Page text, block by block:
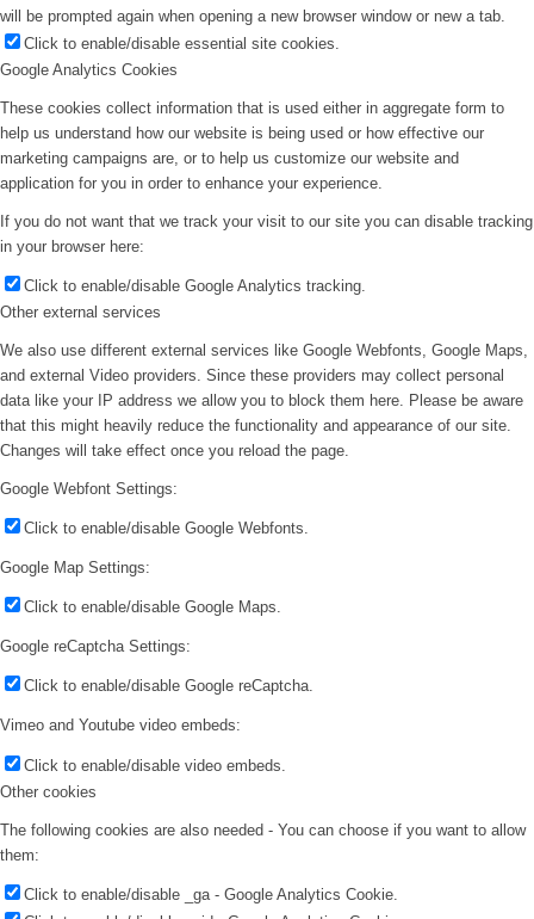
will be prompted again when opening a new browser window or new a tab.
Click to enable/disable essential site cookies.
Google Analytics Cookies
These cookies collect information that is used either in aggregate form to
help us understand how our website is being used or how effective our
marketing campaigns are, or to help us customize our website and
application for you in order to enhance your experience.
If you do not want that we track your visit to our site you can disable tracking
in your browser here:
Click to enable/disable Google Analytics tracking.
Other external services
We also use different external services like Google Webfonts, Google Maps,
and external Video providers. Since these providers may collect personal
data like your IP address we allow you to block them here. Please be aware
that this might heavily reduce the functionality and appearance of our site.
Changes will take effect once you reload the page.
Google Webfont Settings:
Click to enable/disable Google Webfonts.
Google Map Settings:
Click to enable/disable Google Maps.
Google reCaptcha Settings:
Click to enable/disable Google reCaptcha.
Vimeo and Youtube video embeds:
Click to enable/disable video embeds.
Other cookies
The following cookies are also needed - You can choose if you want to allow
them:
Click to enable/disable _ga - Google Analytics Cookie.